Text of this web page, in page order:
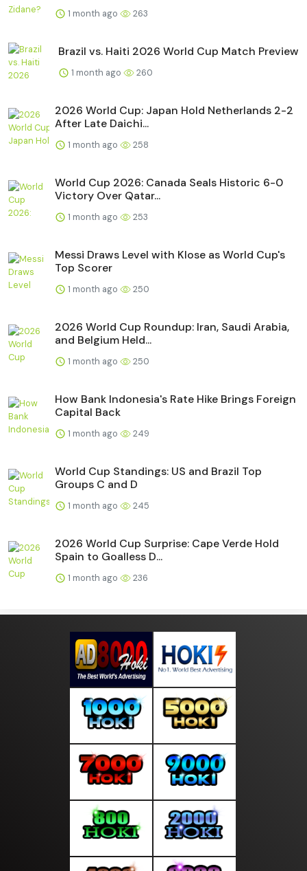
1 month ago 263
Brazil vs. Haiti 2026 World Cup Match Preview
1 month ago 260
2026 World Cup: Japan Hold Netherlands 2-2
After Late Daichi...
1 month ago 258
World Cup 2026: Canada Seals Historic 6-0
Victory Over Qatar...
1 month ago 253
Messi Draws Level with Klose as World Cup's
Top Scorer
1 month ago 250
2026 World Cup Roundup: Iran, Saudi Arabia,
and Belgium Held...
1 month ago 250
How Bank Indonesia's Rate Hike Brings Foreign
Capital Back
1 month ago 249
World Cup Standings: US and Brazil Top
Groups C and D
1 month ago 245
2026 World Cup Surprise: Cape Verde Hold
Spain to Goalless D...
1 month ago 236